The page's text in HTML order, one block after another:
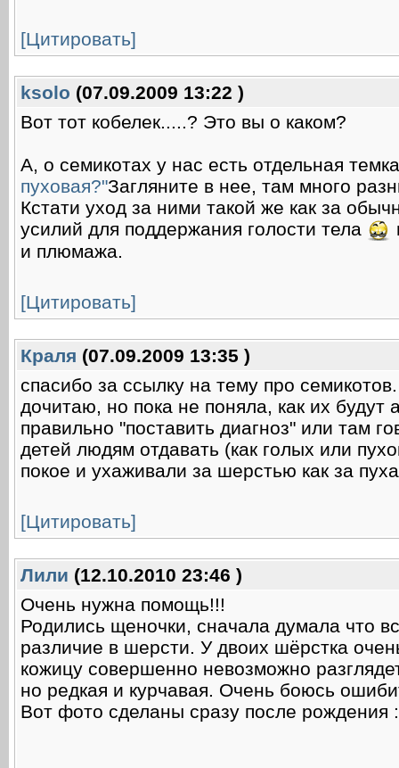
[Цитировать]
ksolo (07.09.2009 13:22 )
Вот тот кобелек.....? Это вы о каком?
А, о семикотах у нас есть отдельная
пуховая?"Загляните в нее, там много
Кстати уход за ними такой же как за
усилий для поддержания голости тела
и плюмажа.
[Цитировать]
Краля (07.09.2009 13:35 )
спасибо за ссылку на тему про
дочитаю, но пока не поняла, как их
правильно "поставить диагноз" или там
детей людям отдавать (как голых или
покое и ухаживали за шерстью как за
[Цитировать]
Лили (12.10.2010 23:46 )
Очень нужна помощь!!!
Родились щеночки, сначала думала что
различие в шерсти. У двоих шёрстка
кожицу совершенно невозможно
но редкая и курчавая. Очень боюсь
Вот фото сделаны сразу после рождения :